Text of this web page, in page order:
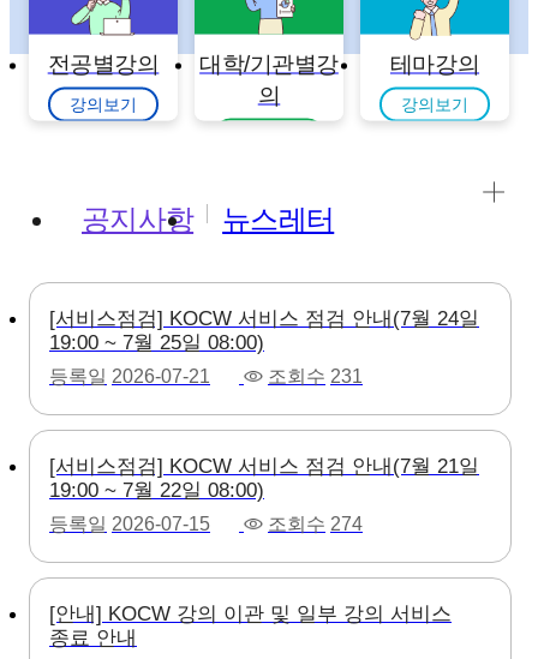
전공별강의
강의보기
대학/기관별강
의
테마강의
강의보기
공지사항 뉴스레터
[서비스점검] KOCW 서비스 점검 안내(7월 24일
19:00 ~ 7월 25일 08:00)
등록일 2026-07-21 조회수 231
[서비스점검] KOCW 서비스 점검 안내(7월 21일
19:00 ~ 7월 22일 08:00)
등록일 2026-07-15 조회수 274
[안내] KOCW 강의 이관 및 일부 강의 서비스
종료 안내